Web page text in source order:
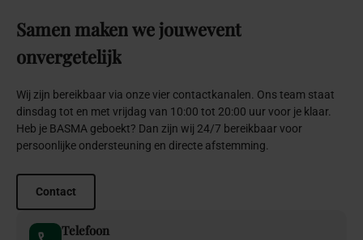
Samen makenwejouwevent
onvergetelijk
Wij zijn bereikbaar via onze vier contactkanalen. Ons team staat
dinsdag tot en met vrijdag van 10:00 tot 20:00 uur voor je klaar.
Heb je BASMA geboekt? Dan zijn wij 24/7 bereikbaar voor
persoonlijke ondersteuning en directe afstemming.
Contact
Telefoon